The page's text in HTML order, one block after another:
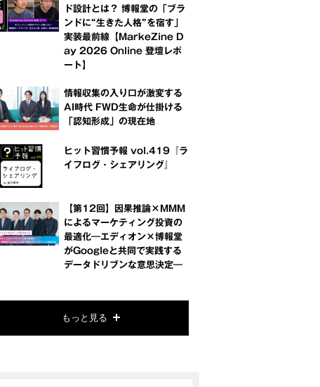
ド設計とは？ 博報堂の「ブラ
ンドに“生きた人格”を宿す」
実装最前線【MarkeZine D
ay 2026 Online 登壇レポ
ート】
情報収集の入り口が激変する
AI時代 FWD生命が仕掛ける
「認知形成」の現在地
ヒット習慣予報 vol.419『ラ
イフログ・シェアリング』
【第12回】因果推論×MMM
によるマーケティング投資の
最適化―エディオン×博報堂
がGoogleと共同で実践する
データドリブンな意思決定―
もっと見る